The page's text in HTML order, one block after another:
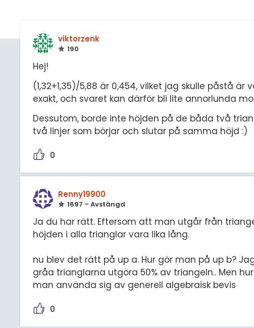
viktorzenk
190
Hej!
(1,32+1,35)/5,88 är 0,454, vilket jag skulle påstå
exakt, och svaret kan därför bli lite annorlunda
Dessutom, borde inte höjden på de båda två
två linjer som börjar och slutar på samma höjd :)
0
Renny19900
1697 – Avstängd
Ja du har rätt. Eftersom att man utgår från
höjden i alla trianglar vara lika lång.
nu blev det rätt på up a. Hur gör man på up b?
gråa trianglarna utgöra 50% av triangeln.. Men
man använda sig av generell algebraisk bevis
0